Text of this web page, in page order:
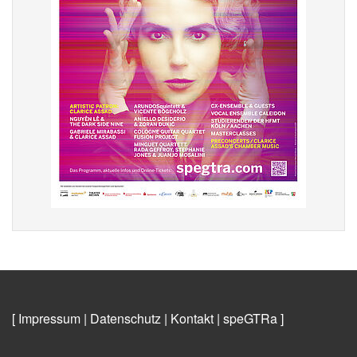
[ Impressum | Datenschutz | Kontakt | speGTRa]